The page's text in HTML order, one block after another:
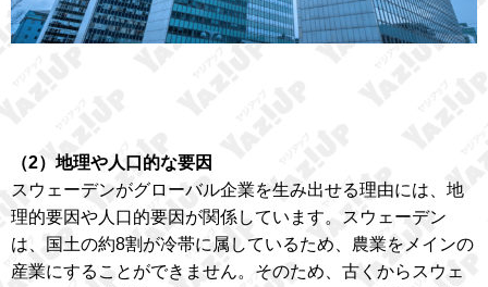
（2）地理や人口的な要因
スウェーデンがグローバル企業を生み出せる理由には、地
理的要因や人口的要因が関係しています。スウェーデン
は、国土の約8割が冷帯に属しているため、農業をメインの
産業にすることができません。そのため、古くからスウェ